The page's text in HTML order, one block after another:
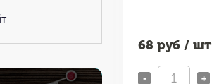
68 руб / шт
- +